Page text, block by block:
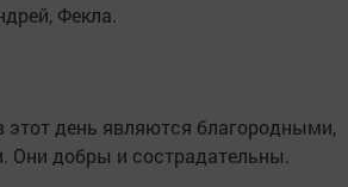
Фекла.
день являются благородными,
Они добры и сострадательны.